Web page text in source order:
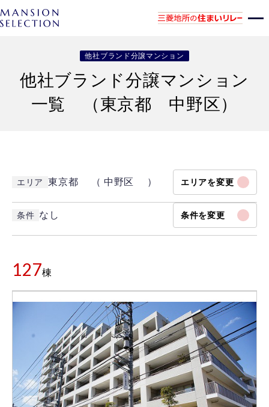
他社ブランド分譲マンション
他社ブランド分譲マンション
一覧 （東京都 中野区）
エリア 東京都 （ 中野区 ） エリアを変更
条件 なし 条件を変更
127棟